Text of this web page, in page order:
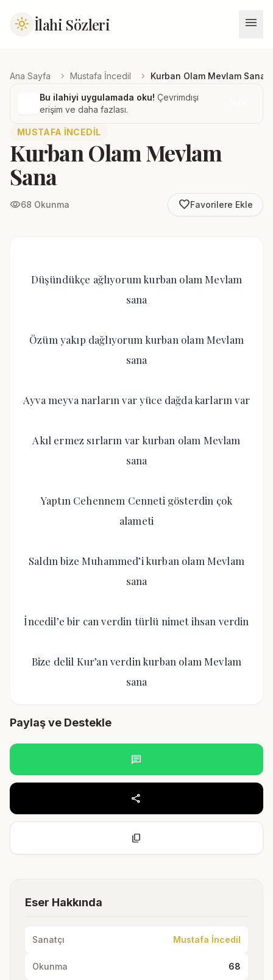
light_mode İlahi Sözleri menu
Ana Sayfa chevron_right Mustafa İncedil chevron_right Kurban Olam Mevlam Sana
Bu ilahiyi uygulamada oku! Çevrimdışı
erişim ve daha fazlası.
MUSTAFA İNCEDIL
Kurban Olam Mevlam
Sana
visibility68 Okunma favorite_borderFavorilere Ekle
Düşündükçe ağlıyorum kurban olam Mevlam
sana
Özüm yakıp dağlıyorum kurban olam Mevlam
sana
Ayva meyva narların var yüce dağda karların var
Akıl ermez sırların var kurban olam Mevlam
sana
Yaptın Cehennem Cenneti gösterdin çok
alameti
Saldın bize Muhammed’i kurban olam Mevlam
sana
İncedil’e bir can verdin türlü nimet ihsan verdin
Bize delil Kur’an verdin kurban olam Mevlam
sana
Paylaş ve Destekle
chat
share
content_copy
Eser Hakkında
Sanatçı Mustafa İncedil
Okunma 68